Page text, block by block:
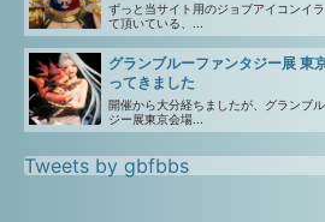
ずっと当サイト用のジョブアイコンイ
て頂いている、...
グランブルーファンタジー展 東
ってきました
開催から大分経ちましたが、グランブ
ジー展東京会場...
Tweets by gbfbbs